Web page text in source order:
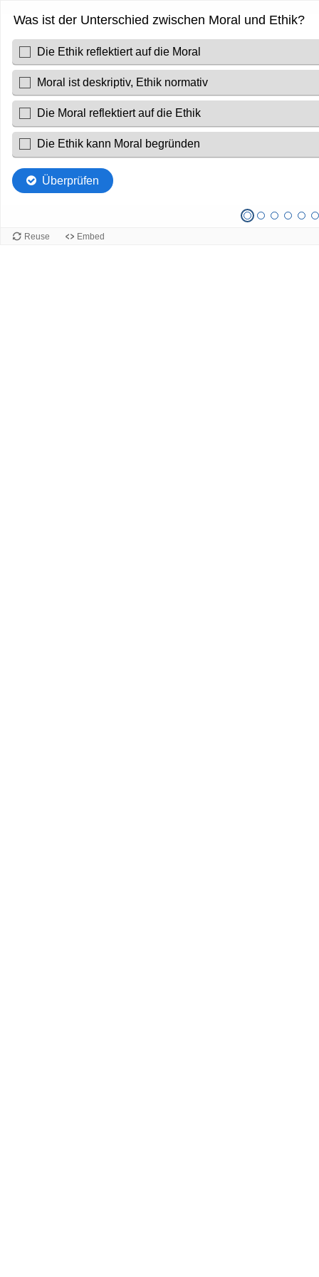
Was ist der Unterschied zwischen Moral und Ethik?
Die Ethik reflektiert auf die Moral
Moral ist deskriptiv, Ethik normativ
Die Moral reflektiert auf die Ethik
Die Ethik kann Moral begründen
Überprüfen
Reuse Embed